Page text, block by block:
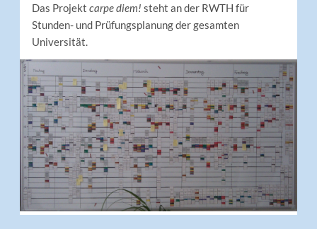
Das Projekt carpe diem! steht an der RWTH für
Stunden- und Prüfungsplanung der gesamten
Universität.